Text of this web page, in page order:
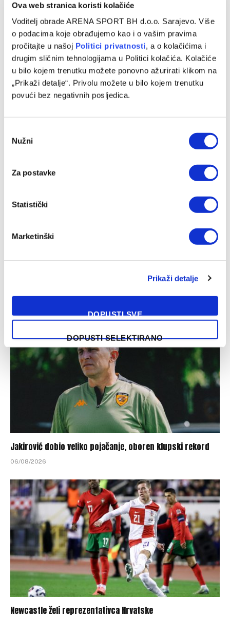
Ova web stranica koristi kolačiće
Voditelj obrade ARENA SPORT BH d.o.o. Sarajevo. Više
o podacima koje obrađujemo kao i o vašim pravima
pročitajte u našoj Politici privatnosti, a o kolačićima i
drugim sličnim tehnologijama u Politici kolačića. Kolačiće
u bilo kojem trenutku možete ponovno ažurirati klikom na
„Prikaži detalje“. Privolu možete u bilo kojem trenutku
povući bez negativnih posljedica.
Selection
Nužni
Za postavke
Statistički
Marketinški
Prikaži detalje
DOPUSTI SVE
DOPUSTI SELEKTIRANO
Muharemović ponovo ostavio dobar utisak, Leeds
Nakon Muharemovića i Wilsona: Leeds doveo treće
07/08/2026
Jakirović dobio veliko pojačanje, oboren klupski rekord
06/08/2026
Newcastle želi reprezentativca Hrvatske